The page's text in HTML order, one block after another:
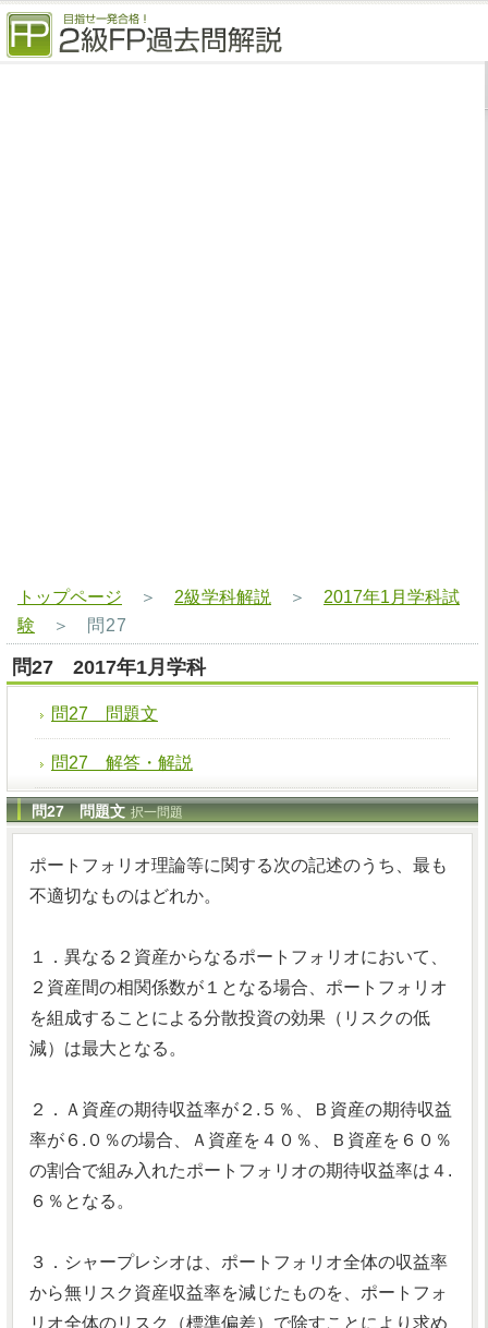
トップページ ＞ 2級学科解説 ＞ 2017年1月学科試
験 ＞ 問27
問27 2017年1月学科
問27 問題文
問27 解答・解説
問27 問題文 択一問題
ポートフォリオ理論等に関する次の記述のうち、最も
不適切なものはどれか。
１．異なる２資産からなるポートフォリオにおいて、
２資産間の相関係数が１となる場合、ポートフォリオ
を組成することによる分散投資の効果（リスクの低
減）は最大となる。
２．Ａ資産の期待収益率が２.５％、Ｂ資産の期待収益
率が６.０％の場合、Ａ資産を４０％、Ｂ資産を６０％
の割合で組み入れたポートフォリオの期待収益率は４.
６％となる。
３．シャープレシオは、ポートフォリオ全体の収益率
から無リスク資産収益率を減じたものを、ポートフォ
リオ全体のリスク（標準偏差）で除すことにより求め